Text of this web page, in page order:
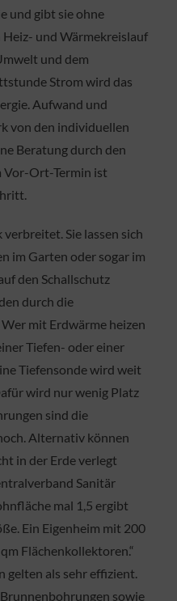
und gibt sie ohne
und Wärmekreislauf
und dem
Strom wird das
Aufwand und
von den individuellen
Beratung durch den
Vor-Ort-Termin ist
Sie lassen sich
im Garten oder sogar im
den Schallschutz
durch die
mit Erdwärme heizen
Tiefen- oder einer
Tiefensonde wird weit
wird nur wenig Platz
sind die
Alternativ können
in der Erde verlegt
Sanitär
mal 1,5 ergibt
Ein Eigenheim mit 200
Flächenkollektoren.“
als sehr effizient.
sowie